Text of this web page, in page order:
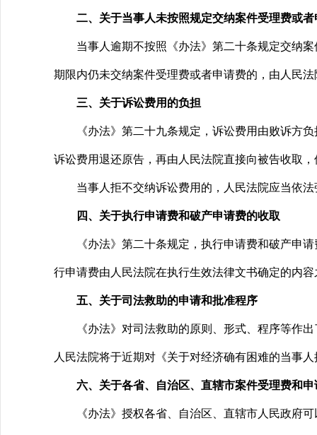
二、关于当事人未按照规定交纳案件受理费或者
当事人逾期不按照《办法》第二十条规定交纳案
期限内仍未交纳案件受理费或者申请费的，由人民
三、关于诉讼费用的负担
《办法》第二十九条规定，诉讼费用由败诉方负
诉讼费用退还原告，再由人民法院直接向被告收取
当事人拒不交纳诉讼费用的，人民法院应当依法
四、关于执行申请费和破产申请费的收取
《办法》第二十条规定，执行申请费和破产申请
行申请费由人民法院在执行生效法律文书确定的内
五、关于司法救助的申请和批准程序
《办法》对司法救助的原则、形式、程序等作出
人民法院将于近期对《关于对经济确有困难的当事
六、关于各省、自治区、直辖市案件受理费和申
《办法》授权各省、自治区、直辖市人民政府可